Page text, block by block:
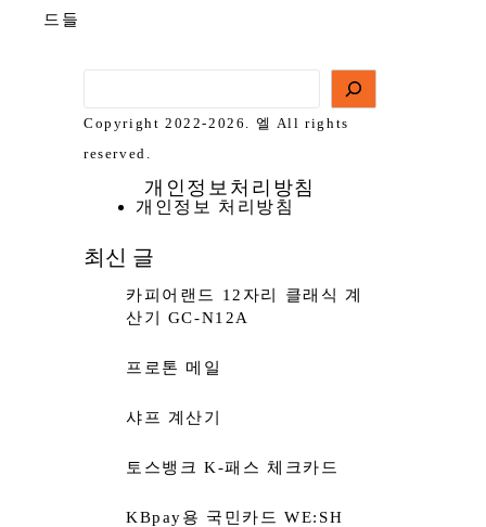
드들
Copyright 2022-2026. 엘 All rights
reserved.
개인정보처리방침
개인정보 처리방침
최신 글
카피어랜드 12자리 클래식 계
산기 GC-N12A
프로톤 메일
샤프 계산기
토스뱅크 K-패스 체크카드
KBpay용 국민카드 WE:SH